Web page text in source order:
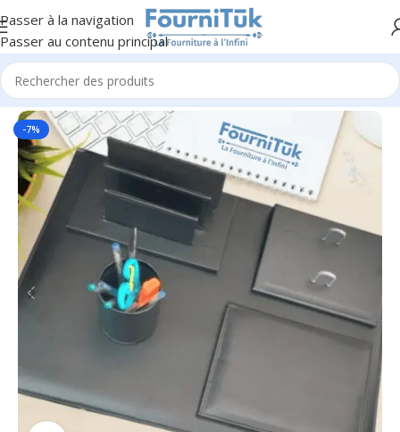
Passer à la navigation
Passer au contenu principal
Accueil/Cadeaux & Goodies/Cadeaux Bureau
-7%